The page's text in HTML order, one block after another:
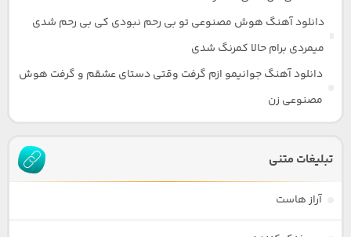
دانلود آهنگ هوش مصنوعی تو بی رحم نبودی کی بی رحم شدی
میمردی برام حالا کمرنگ شدی
دانلود آهنگ جوانیمو ازم گرفت وقتی دستای عشقم و گرفت هوش
مصنوعی زن
تبلیغات متنی
آراز هاست